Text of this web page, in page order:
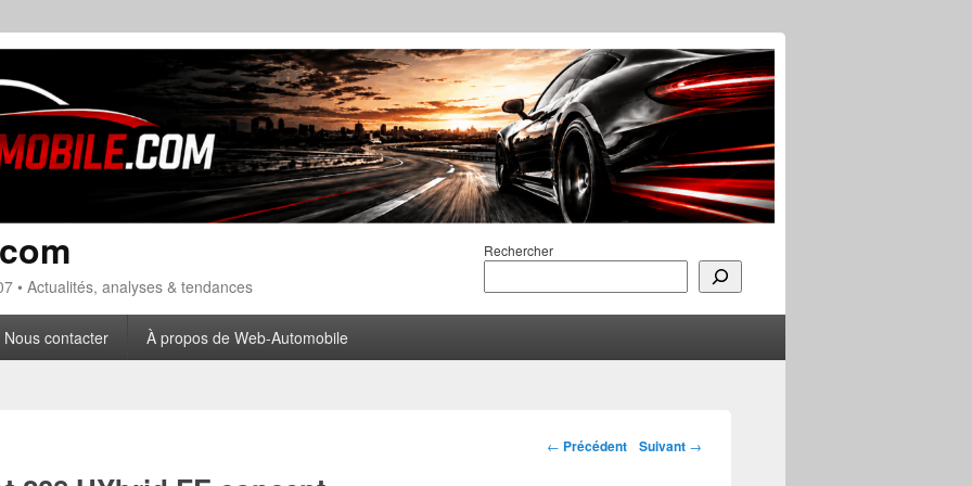
Rechercher
• Actualités, analyses & tendances
Nous contacter À propos de Web-Automobile
Navigation des
← Précédent Suivant →